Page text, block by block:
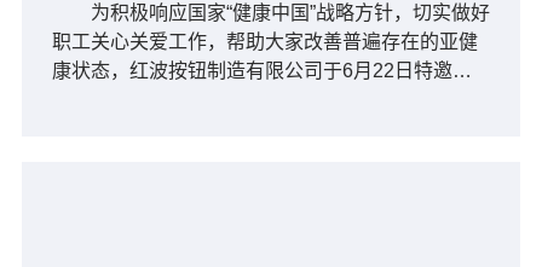
为积极响应国家“健康中国”战略方针，切实做好
职工关心关爱工作，帮助大家改善普遍存在的亚健
康状态，红波按钮制造有限公司于6月22日特邀上